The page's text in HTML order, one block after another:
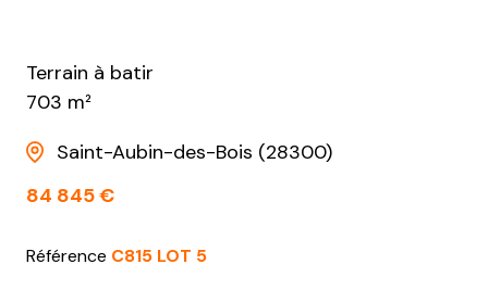
Terrain à batir
703 m²
Saint-Aubin-des-Bois (28300)
84 845 €
Référence C815 LOT 5